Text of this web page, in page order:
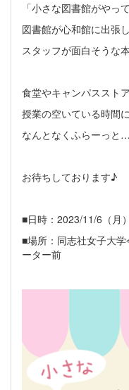
「小さな図書館がやっ
図書館が心和館に出張
スタッフが面白そうな
食堂やキャンパススト
授業の空いている時間
なんとなくふらーっと
お待ちしております♪
■日時：2023/11/6（
■場所：同志社女子大
ーター前